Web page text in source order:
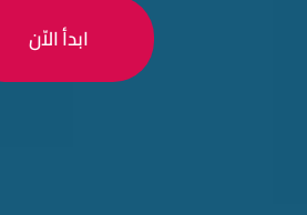
ابدأ الاّن